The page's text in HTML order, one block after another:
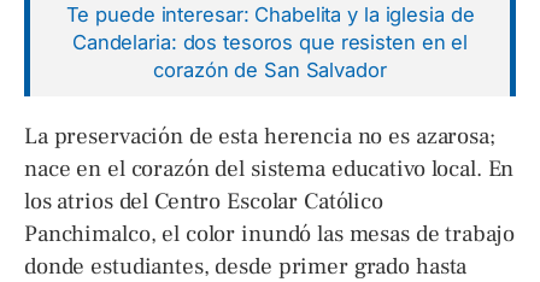
Te puede interesar: Chabelita y la iglesia de
Candelaria: dos tesoros que resisten en el
corazón de San Salvador
La preservación de esta herencia no es azarosa;
nace en el corazón del sistema educativo local. En
los atrios del Centro Escolar Católico
Panchimalco, el color inundó las mesas de trabajo
donde estudiantes, desde primer grado hasta